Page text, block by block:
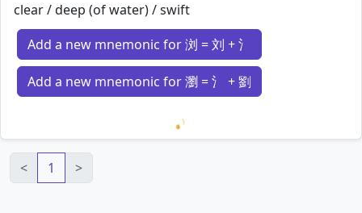
clear / deep (of water) / swift
Add a new mnemonic for 浏 = 刘 + 氵
Add a new mnemonic for 瀏 = 氵 + 劉
Loading mnemonics…
<
1 >